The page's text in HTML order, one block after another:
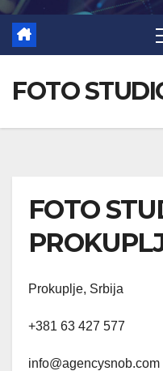
FOTO
FOTO
Prokuplje, Srbija
+381 63 427 577
info@agencysnob.com